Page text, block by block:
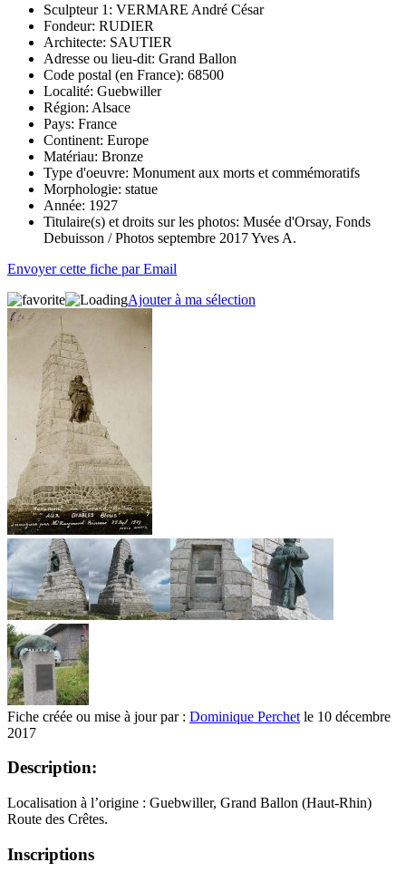
Sculpteur 1: VERMARE André César
Fondeur: RUDIER
Architecte: SAUTIER
Adresse ou lieu-dit: Grand Ballon
Code postal (en France): 68500
Localité: Guebwiller
Région: Alsace
Pays: France
Continent: Europe
Matériau: Bronze
Type d'oeuvre: Monument aux morts et commémoratifs
Morphologie: statue
Année: 1927
Titulaire(s) et droits sur les photos: Musée d'Orsay, Fonds
Debuisson / Photos septembre 2017 Yves A.
Envoyer cette fiche par Email
Ajouter à ma sélection
Fiche créée ou mise à jour par : Dominique Perchet le 10 décembre
2017
Description:
Localisation à l’origine : Guebwiller, Grand Ballon (Haut-Rhin)
Route des Crêtes.
Inscriptions